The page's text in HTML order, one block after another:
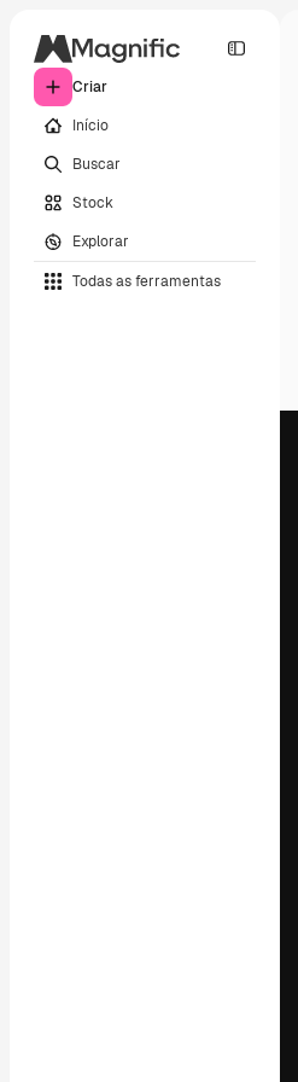
Criar
Início
Buscar
Stock
Explorar
Todas as ferramentas